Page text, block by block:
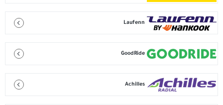
Laufenn
GoodRide
Achilles